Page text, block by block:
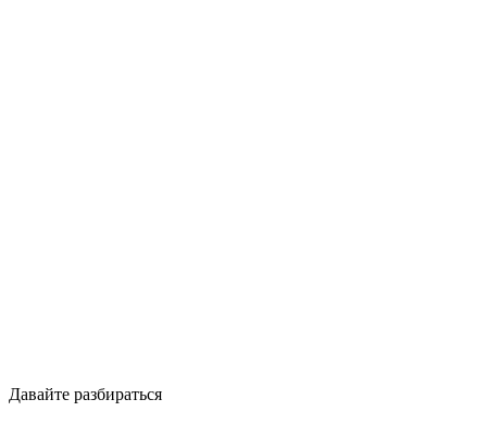
Давайте разбираться